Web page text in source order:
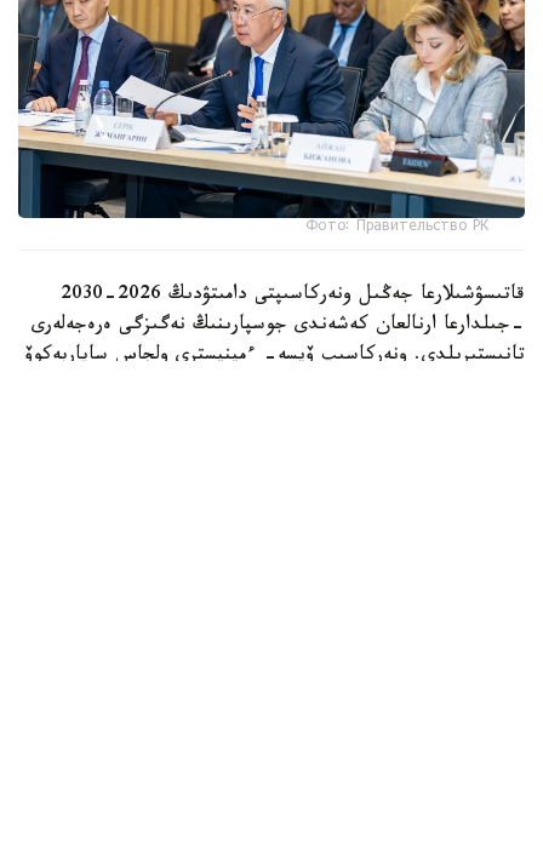
Фото: Правительство РК
قاتىسۋشىلارعا جەڭىل ونەركاسىپتى دامىتۋدىڭ 2026-2030
-جىلدارعا ارنالعان كەشەندى جوسپارىنىڭ نەگىزگى ەرەجەلەرى
تانىستىرىلدى. ونەركاسىپ ۆيسە- ءمينيسترى ولجاس ساپاربەكوۆ